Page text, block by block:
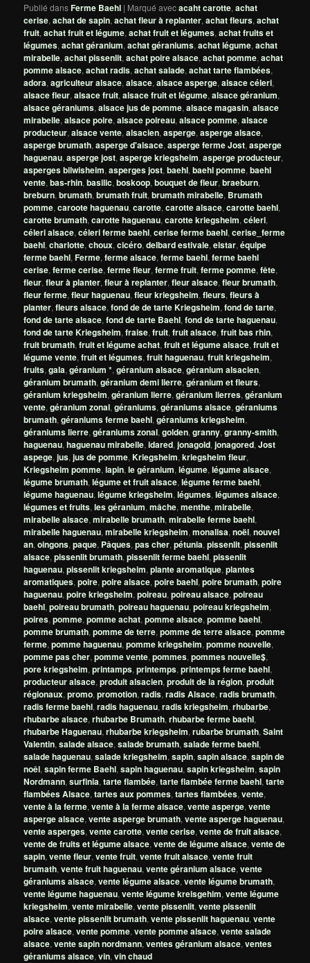
Publié dansFerme Baehl | Marqué avecacaht carotte,achat
cerise,achat de sapin,achat fleur à replanter,achat fleurs,achat
fruit,achat fruit et légume,achat fruit et légumes,achat fruits et
légumes,achat géranium,achat géraniums,achat légume,achat
mirabelle,achat pissenlit,achat poire alsace,achat pomme,achat
pomme alsace,achat radis,achat salade,achat tarte flambées,
adora,agriculteur alsace,alsace,alsace asperge,alsace céleri,
alsace fleur,alsace fruit,alsace fruit et légume,alsace géranium,
alsace géraniums,alsace jus de pomme,alsace magasin,alsace
mirabelle,alsace poire,alsace poireau,alsace pomme,alsace
producteur,alsace vente,alsacien,asperge,asperge alsace,
asperge brumath,asperge d'alsace,asperge ferme Jost,asperge
haguenau,asperge jost,asperge kriegsheim,asperge producteur,
asperges bilwisheim,asperges jost,baehl,baehl pomme,baehl
vente,bas-rhin,basilic,boskoop,bouquet de fleur,braeburn,
breburn,brumath,brumath fruit,brumath mirabelle, Brumath
pomme,caroote haguenau,carotte,carotte alsace,carotte baehl,
carotte brumath,carotte haguenau,carotte kriegsheim,céleri,
céleri alsace,céleri ferme baehl,cerise ferme baehl,cerise_ferme
baehl,charlotte,choux,cicéro,delbard estivale,elstar,équipe
ferme baehl,Ferme,ferme alsace,ferme baehl,ferme baehl
cerise,ferme cerise,ferme fleur,ferme fruit,ferme pomme,fête,
fleur,fleur à planter,fleur à replanter,fleur alsace,fleur brumath,
fleur ferme,fleur haguenau,fleur kriegsheim,fleurs,fleurs à
planter,fleurs alsace,fond de de tarte Kriegsheim,fond de tarte,
fond de tarte alsace,fond de tarte Baehl,fond de tarte haguenau,
fond de tarte Kriegsheim,fraise,fruit,fruit alsace,fruit bas rhin,
fruit brumath,fruit et légume achat,fruit et légume alsace,fruit et
légume vente,fruit et légumes,fruit haguenau,fruit kriegsheim,
fruits,gala,géranium *,géranium alsace,géranium alsacien,
géranium brumath,géranium demi lierre,géranium et fleurs,
géranium kriegsheim,géranium lierre,géranium lierres,géranium
vente,géranium zonal,géraniums,géraniums alsace,géraniums
brumath,géraniums ferme baehl,géraniums kriegsheim,
géraniums lierre,géraniums zonal,golden,granny,granny-smith,
haguenau,haguenau mirabelle,idared,jonagold,jonagored,Jost
aspege,jus,jus de pomme,Kriegsheim,kriegsheim fleur,
Kriegsheim pomme,lapin,le géranium,légume,légume alsace,
légume brumath,légume et fruit alsace,légume ferme baehl,
légume haguenau,légume kriegsheim,légumes,légumes alsace,
légumes et fruits,les géranium,mâche,menthe,mirabelle,
mirabelle alsace,mirabelle brumath,mirabelle ferme baehl,
mirabelle haguenau,mirabelle kriegsheim,monalisa,noël,nouvel
an,oingons,paque, Pâques,pas cher,pétunia,pissenlit,pissenlit
alsace,pissenlit brumath,pissenlit ferme baehl,pissenlit
haguenau,pissenlit kriegsheim,plante aromatique,plantes
aromatiques,poire,poire alsace,poire baehl,poire brumath,poire
haguenau,poire kriegsheim,poireau,poireau alsace,poireau
baehl,poireau brumath,poireau haguenau,poireau kriegsheim,
poires,pomme,pomme achat,pomme alsace,pomme baehl,
pomme brumath,pomme de terre,pomme de terre alsace,pomme
ferme,pomme haguenau,pomme kriegsheim,pomme nouvelle,
pomme pas cher,pomme vente,pommes,pommes nouvelle$,
pore kriegsheim,printamps,printemps,printemps ferme baehl,
producteur alsace,produit alsacien,produit de la région,produit
régionaux,promo,promotion,radis,radis Alsace,radis brumath,
radis ferme baehl,radis haguenau,radis kriegsheim,rhubarbe,
rhubarbe alsace,rhubarbe Brumath,rhubarbe ferme baehl,
rhubarbe Haguenau,rhubarbe kriegsheim,rubarbe brumath,Saint
Valentin,salade alsace,salade brumath,salade ferme baehl,
salade haguenau,salade kriegsheim,sapin,sapin alsace,sapin de
noêl,sapin ferme Baehl,sapin haguenau,sapin kriegsheim,sapin
Nordmann,surfinia,tarte flambée,tarte flambée ferme baehl,tarte
flambées Alsace,tartes aux pommes,tartes flambées,vente,
vente à la ferme,vente à la ferme alsace,vente asperge,vente
asperge alsace,vente asperge brumath,vente asperge haguenau,
vente asperges,vente carotte,vente cerise,vente de fruit alsace,
vente de fruits et légume alsace,vente de légume alsace,vente de
sapin,vente fleur,vente fruit,vente fruit alsace,vente fruit
brumath,vente fruit haguenau,vente géranium alsace,vente
géraniums alsace,vente légume alsace,vente légume brumath,
vente légume haguenau,vente légume kreisgehim,vente légume
kriegsheim,vente mirabelle,vente pissenlit,vente pissenlit
alsace,vente pissenlit brumath,vente pissenlit haguenau,vente
poire alsace,vente pomme,vente pomme alsace,vente salade
alsace,vente sapin nordmann,ventes géranium alsace,ventes
géraniums alsace,vin,vin chaud